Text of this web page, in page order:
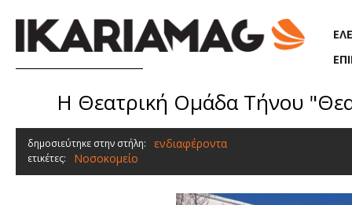
H Θεατρική Ομάδα Τήνου
δημοσιεύτηκε στην στήλη: ενδιαφέροντα
ετικέτες: Νοσοκομείο